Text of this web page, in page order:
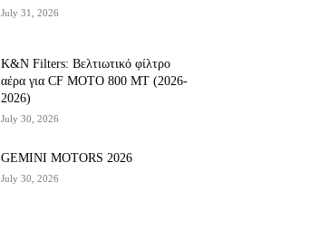
July 31, 2026
K&N Filters: Βελτιωτικό φίλτρο
αέρα για CF ΜΟΤΟ 800 ΜΤ (2026-
2026)
July 30, 2026
GEMINI MOTORS 2026
July 30, 2026